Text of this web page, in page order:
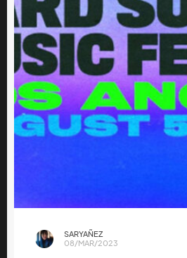
SARYAÑEZ
08/MAR/2023